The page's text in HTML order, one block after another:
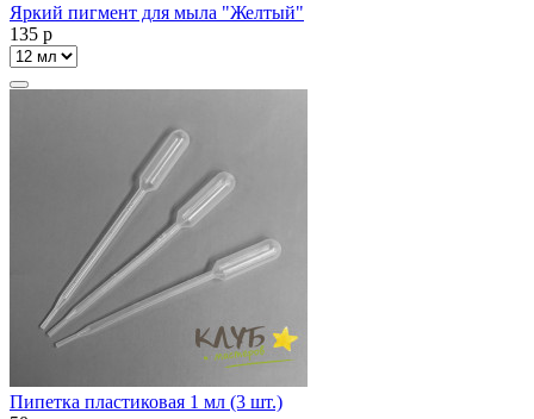
Яркий пигмент для мыла "Желтый"
135 p
Пипетка пластиковая 1 мл (3 шт.)